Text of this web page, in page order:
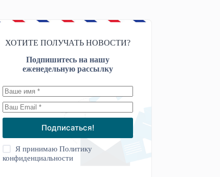
ХОТИТЕ ПОЛУЧАТЬ НОВОСТИ?
Подпишитесь на нашу
еженедельную рассылку
Подписаться!
Я принимаюПолитику
конфиденциальности